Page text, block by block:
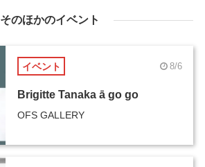
そのほかのイベント
イベント 8/6
Brigitte Tanaka ā go go
OFS GALLERY